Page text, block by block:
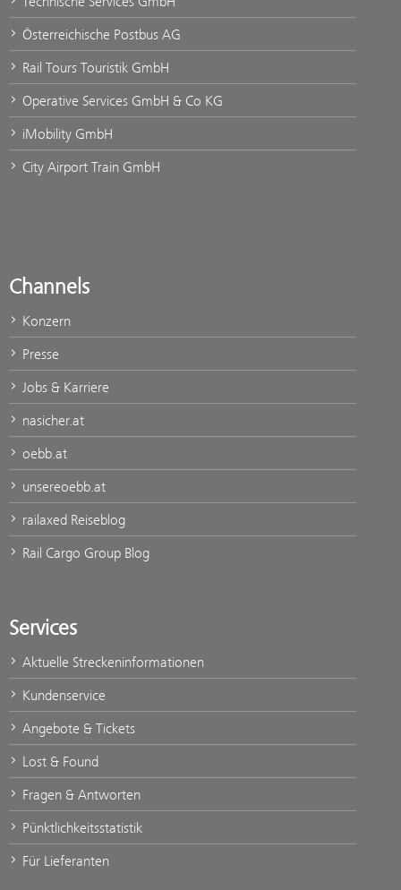
Österreichische Postbus AG
Rail Tours Touristik GmbH
Operative Services GmbH & Co KG
iMobility GmbH
City Airport Train GmbH
Channels
Konzern
Presse
Jobs & Karriere
nasicher.at
oebb.at
unsereoebb.at
railaxed Reiseblog
Rail Cargo Group Blog
Services
Aktuelle Streckeninformationen
Kundenservice
Angebote & Tickets
Lost & Found
Fragen & Antworten
Pünktlichkeitsstatistik
Für Lieferanten